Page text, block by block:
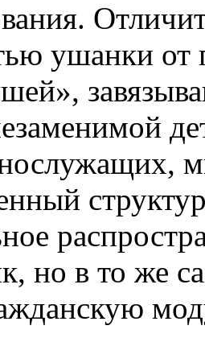
ушанки
но в то же